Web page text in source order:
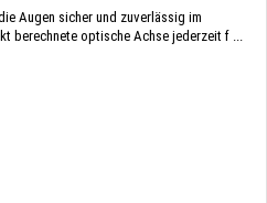
Augen sicher und zuverlässig im
berechnete optische Achse jederzeit f ...